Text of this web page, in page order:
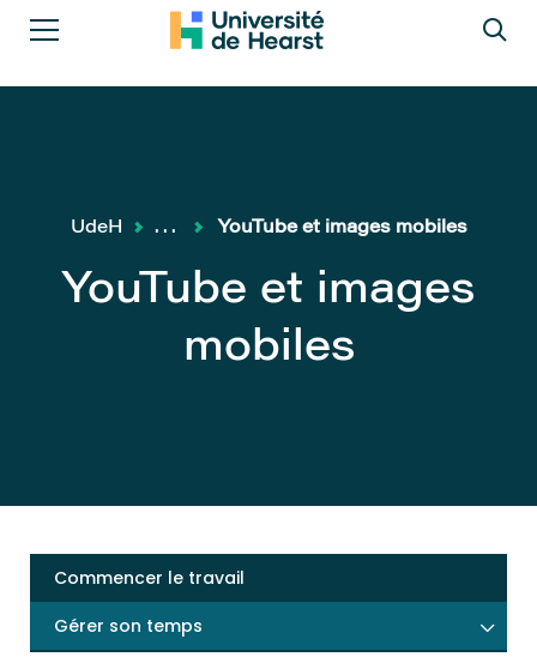
YouTube et images
mobiles
UdeH ... YouTube et images mobiles
Commencer le travail
Gérer son temps